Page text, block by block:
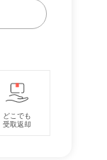
どこでも
受取返却